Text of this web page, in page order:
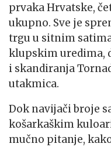
prvaka Hrvatske,
ukupno. Sve je
trgu u sitnim
klupskim uredima,
i skandiranja
utakmica.
Dok navijači broje
košarkaškim
mučno pitanje,